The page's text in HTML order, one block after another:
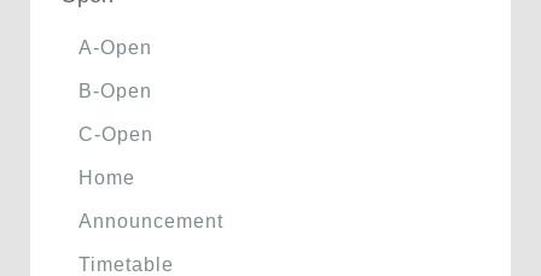
A-Open
B-Open
C-Open
Home
Announcement
Timetable